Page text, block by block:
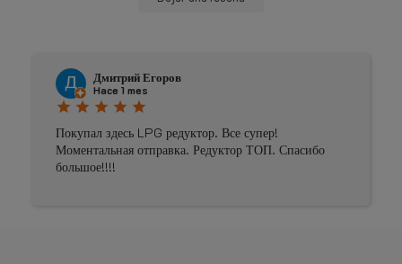
Дмитрий Егоров
Hace 1 mes
star star star star star
Покупал здесь LPG редуктор. Все супер!
Моментальная отправка. Редуктор ТОП. Спасибо
большое!!!!